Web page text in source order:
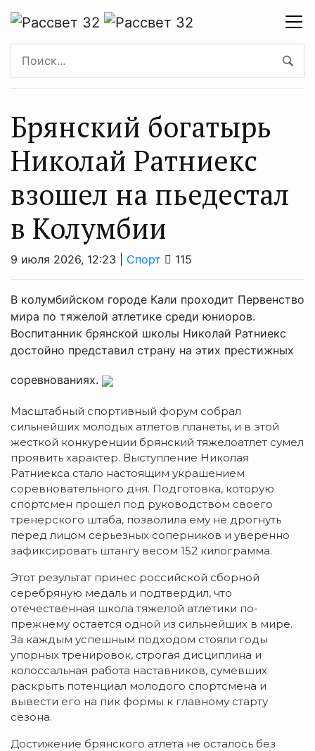
Брянский богатырь
Николай Ратниекс
взошел на пьедестал
в Колумбии
9 июля 2026, 12:23 | Спорт 115
В колумбийском городе Кали проходит Первенство
мира по тяжелой атлетике среди юниоров.
Воспитанник брянской школы Николай Ратниекс
достойно представил страну на этих престижных
соревнованиях.
Масштабный спортивный форум собрал
сильнейших молодых атлетов планеты, и в этой
жесткой конкуренции брянский тяжелоатлет сумел
проявить характер. Выступление Николая
Ратниекса стало настоящим украшением
соревновательного дня. Подготовка, которую
спортсмен прошел под руководством своего
тренерского штаба, позволила ему не дрогнуть
перед лицом серьезных соперников и уверенно
зафиксировать штангу весом 152 килограмма.
Этот результат принес российской сборной
серебряную медаль и подтвердил, что
отечественная школа тяжелой атлетики по-
прежнему остается одной из сильнейших в мире.
За каждым успешным подходом стояли годы
упорных тренировок, строгая дисциплина и
колоссальная работа наставников, сумевших
раскрыть потенциал молодого спортсмена и
вывести его на пик формы к главному старту
сезона.
Достижение брянского атлета не осталось без